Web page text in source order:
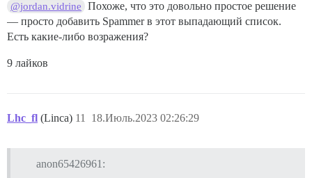
@jordan.vidrine
Похоже, что это довольно простое решение
— просто добавить Spammer в этот выпадающий список.
Есть какие-либо возражения?
9 лайков
Lhc_fl (Linca) 18.Июль.2023 02:26:29
11
anon65426961: